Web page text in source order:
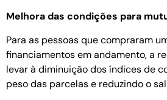
Melhora das condições para
Para as pessoas que compraram
financiamentos em andamento, a
levar à diminuição dos índices de
peso das parcelas e reduzindo o